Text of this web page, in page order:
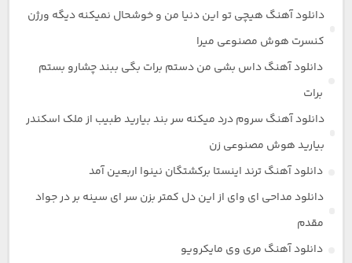
دانلود آهنگ هیچی تو این دنیا من و خوشحال نمیکنه دیگه ورژن
کنسرت هوش مصنوعی میرا
دانلود آهنگ داس بشی من دستم برات بگی ببند چشارو بستم
برات
دانلود آهنگ سروم درد میکنه سر بند بیارید طبیب از ملک اسکندر
بیارید هوش مصنوعی زن
دانلود آهنگ ترند اینستا برکشتگان نینوا اربعین آمد
دانلود مداحی ای وای از این دل کمتر بزن سر ای سینه بر در جواد
مقدم
دانلود آهنگ مری وی مایکرویو